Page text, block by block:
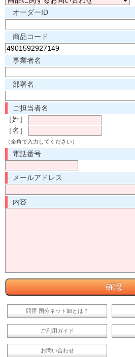
オーダーID
商品コード
事業者名
部署名
ご担当者名
［姓］
［名］
（全角で入力してください）
電話番号
メールアドレス
内容
問屋 国分ネット卸とは？
ご利用ガイド
お問い合わせ